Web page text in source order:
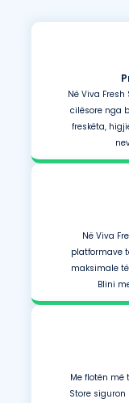
Në Viva
cilësore nga
freskëta,
Në Viva
platformave
maksimale
Blini
Me flotën më
Store